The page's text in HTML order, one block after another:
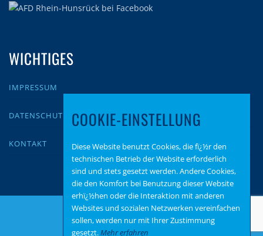
WICHTIGES
IMPRESSUM
DATENSCHUTZ
KONTAKT
COOKIE-EINSTELLUNG
Diese Website benutzt Cookies, die fï¿½r den
technischen Betrieb der Website erforderlich
sind und stets gesetzt werden. Andere Cookies,
die den Komfort bei Benutzung dieser Website
erhï¿½hen oder die Interaktion mit anderen
Websites und sozialen Netzwerken vereinfachen
sollen, werden nur mit Ihrer Zustimmung
gesetzt.Mehr erfahren